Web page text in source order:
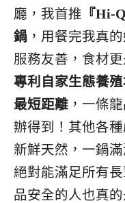
廳，我首推 『Hi-
鍋 ，用餐完我真
服務友善，食材
專利自家生態養
最短距離 ，一條
辦得到！其他各
新鮮天然，一鍋
絕對能滿足所有
品安全的人也真的